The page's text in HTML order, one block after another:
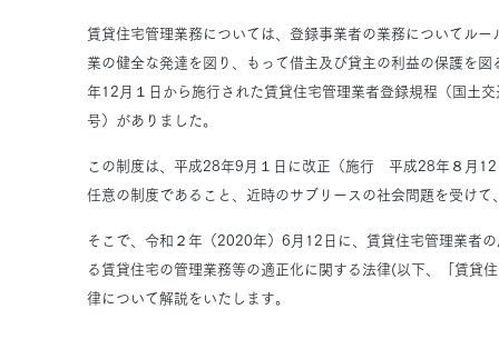
賃貸住宅管理業務については、登録事業者の業務についてル
業の健全な発達を図り、もって借主及び貸主の利益の保護を
年12月１日から施行された賃貸住宅管理業者登録規程（国土
号）がありました。
この制度は、平成28年9月１日に改正（施行 平成28年８月
任意の制度であること、近時のサブリースの社会問題を受け
そこで、令和２年（2020年）6月12日に、賃貸住宅管理業者
る賃貸住宅の管理業務等の適正化に関する法律(以下、「賃貸
律について解説をいたします。